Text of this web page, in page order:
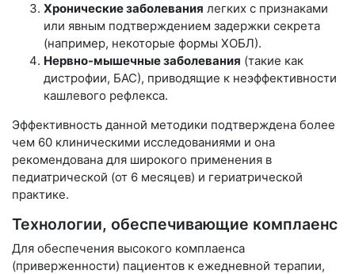
Хронические заболевания легких с признаками
или явным подтверждением задержки секрета
(например, некоторые формы ХОБЛ).
Нервно-мышечные заболевания (такие как
дистрофии, БАС), приводящие к неэффективности
кашлевого рефлекса.
Эффективность данной методики подтверждена более
чем 60 клиническими исследованиями и она
рекомендована для широкого применения в
педиатрической (от 6 месяцев) и гериатрической
практике.
Технологии, обеспечивающие комплаенс
Для обеспечения высокого комплаенса
(приверженности) пациентов к ежедневной терапии,